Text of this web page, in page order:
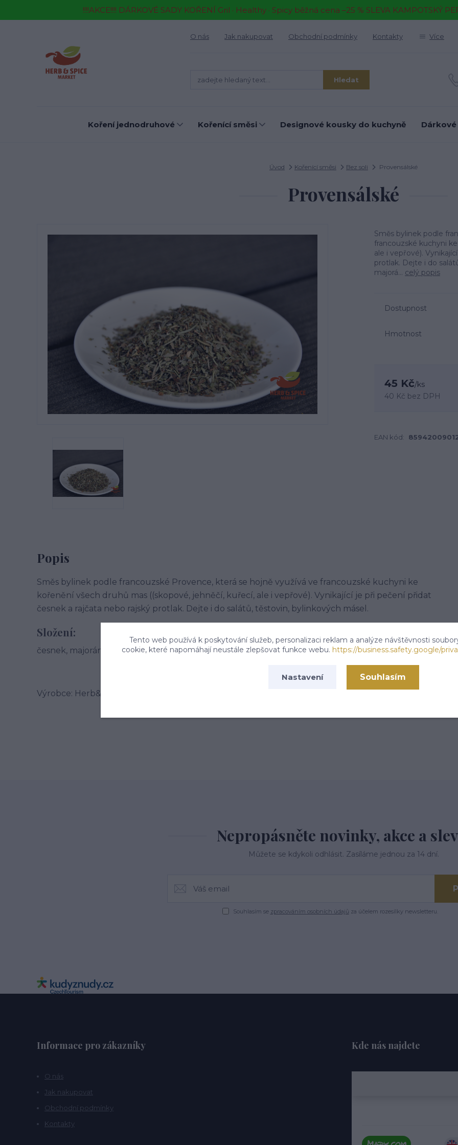
!!!!AKCE!!!! DÁRKOVÉ SADY KOŘENÍ Gril · Healthy · Spicy běžná cena –25 % SLEVA KAMPOTSKÝ
O nás Jak nakupovat Obchodní podmínky Kontakty Více
Hledat
Koření jednodruhové Kořenící směsi Designové kousky do kuchyně
Úvod Kořenící směsi Bez soli Provensálské
Provensálské
Směs bylinek podle
francouzské kuchyni
ale i vepřové).
protlak. Dejte i do
majorá... celý popis
Dostupnost
Hmotnost
45 Kč/ks
40 Kč bez DPH
EAN kód:
Popis
Směs bylinek podle francouzské Provence, která se hojně využívá ve francouzské kuchyni ke
kořenění všech druhů mas ((skopové, jehněčí, kuřecí, ale i vepřové). Vynikající je při pečení přidat
česnek a rajčata nebo rajský protlak. Dejte i do salátů, těstovin, bylinkových másel.
Složení:
česnek, majoránka, rozmarýn, bazalka, saturejka. Může obsahovat stopy celeru, sezamu a hořčice.
Výrobce: Herb&Spice market s.r.o. , Jablonského tř.113,Kardašova Řečice, 37821
Nepropásněte novinky, akce a
Můžete se kdykoli odhlásit. Zasíláme jednou za 14 dní.
Souhlasím se zpracováním osobních údajů za účelem rozesílky newsletteru.
Informace pro zákazníky
O nás
Jak nakupovat
Obchodní podmínky
Kontakty
Kde nás najdete
Tento web používá k poskytování služeb, personalizaci reklam a analýze návštěvnosti
cookie, které napomáhají neustále zlepšovat funkce webu. https://business.safety.google/
Nastavení Souhlasím